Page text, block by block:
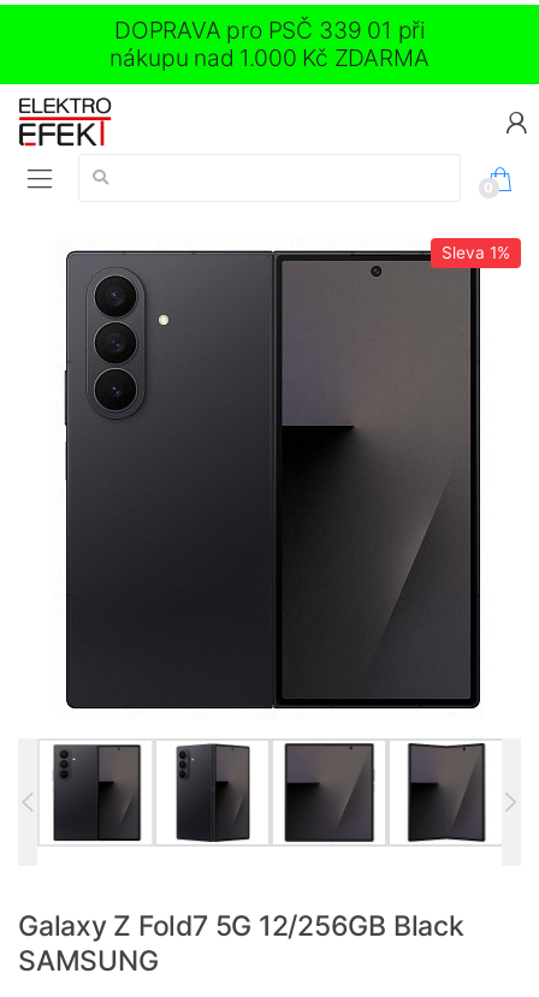
DOPRAVA pro PSČ 339 01 při
nákupu nad 1.000 Kč ZDARMA
Vyhledávání:
0
Sleva 1%
Galaxy Z Fold7 5G 12/256GB Black
SAMSUNG